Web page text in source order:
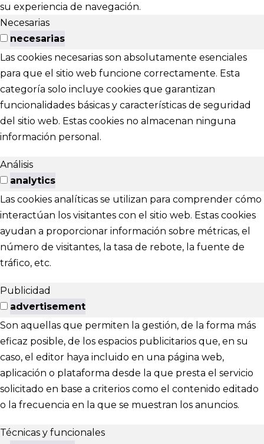
su experiencia de navegación.
Necesarias
necesarias
Las cookies necesarias son absolutamente esenciales
para que el sitio web funcione correctamente. Esta
categoría solo incluye cookies que garantizan
funcionalidades básicas y características de seguridad
del sitio web. Estas cookies no almacenan ninguna
información personal.
Análisis
analytics
Las cookies analíticas se utilizan para comprender cómo
interactúan los visitantes con el sitio web. Estas cookies
ayudan a proporcionar información sobre métricas, el
número de visitantes, la tasa de rebote, la fuente de
tráfico, etc.
Publicidad
advertisement
Son aquellas que permiten la gestión, de la forma más
eficaz posible, de los espacios publicitarios que, en su
caso, el editor haya incluido en una página web,
aplicación o plataforma desde la que presta el servicio
solicitado en base a criterios como el contenido editado
o la frecuencia en la que se muestran los anuncios.
Técnicas y funcionales